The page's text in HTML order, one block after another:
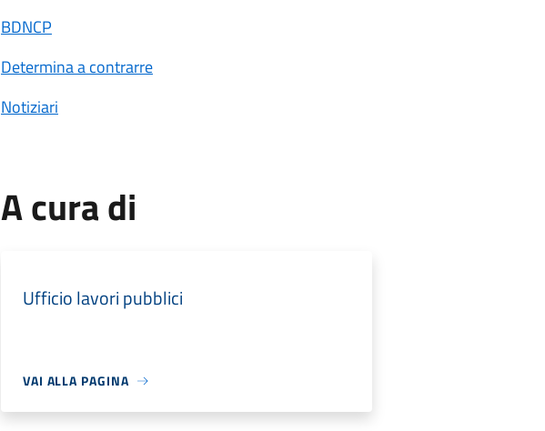
BDNCP
Determina a contrarre
Notiziari
A cura di
Ufficio lavori pubblici
VAI ALLA PAGINA